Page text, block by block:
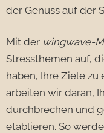
der Genuss auf der
Mit der wingwave-
Stressthemen auf,
haben, Ihre Ziele zu
arbeiten wir daran,
durchbrechen und
etablieren. So